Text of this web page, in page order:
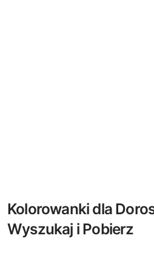
Kolorowanki dla
Wyszukaj i Pobierz